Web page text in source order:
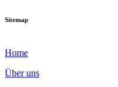
Sitemap
Home
Über uns